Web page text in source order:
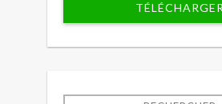
TÉLÉCHARGER